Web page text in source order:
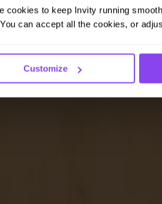
to keep Invity running
can accept all the cookies, or
Customize
activum ter wereld.